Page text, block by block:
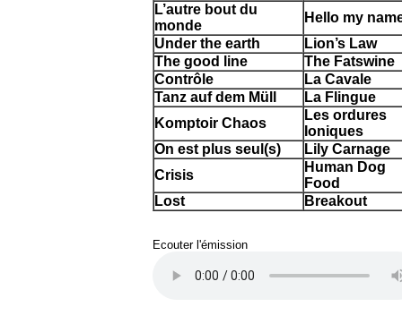
L’autre bout du
monde
Hello my
Under the earth
Lion’s Law
The good line
The Fatswine
Contrôle
La Cavale
Tanz auf dem Müll
La Flingue
Komptoir Chaos
Les ordures
Ioniques
On est plus seul(s)
Lily Carnage
Crisis
Human Dog
Food
Lost
Breakout
Ecouter l'émission